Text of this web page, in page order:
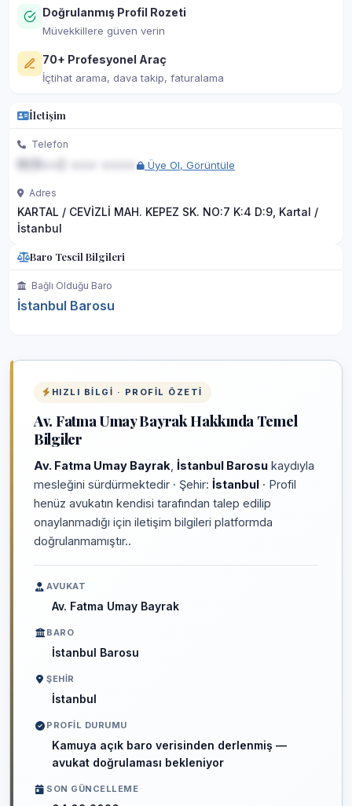
Doğrulanmış Profil Rozeti
Müvekkillere güven verin
70+ Profesyonel Araç
İçtihat arama, dava takip, faturalama
İletişim
Telefon
Üye Ol, Görüntüle
Adres
KARTAL / CEVİZLİ MAH. KEPEZ SK. NO:7 K:4 D:9, Kartal /
İstanbul
Baro Tescil Bilgileri
Bağlı Olduğu Baro
İstanbul Barosu
HIZLI BILGI · PROFIL ÖZETI
Av. Fatma Umay Bayrak Hakkında Temel
Bilgiler
Av. Fatma Umay Bayrak İstanbul Barosu kaydıyla
mesleğini sürdürmektedir · Şehir: İstanbul · Profil
henüz avukatın kendisi tarafından talep edilip
onaylanmadığı için iletişim bilgileri platformda
doğrulanmamıştır..
AVUKAT
Av. Fatma Umay Bayrak
BARO
İstanbul Barosu
ŞEHIR
İstanbul
PROFIL DURUMU
Kamuya açık baro verisinden derlenmiş —
avukat doğrulaması bekleniyor
SON GÜNCELLEME